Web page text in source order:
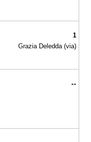
1
Grazia Deledda (via)
--